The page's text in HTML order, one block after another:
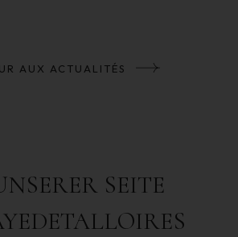
AUX ACTUALITÉS
SEITE